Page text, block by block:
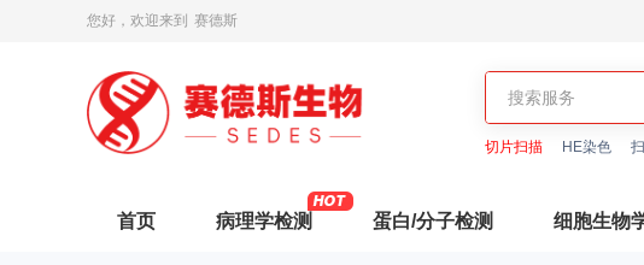
您好，欢迎来到 赛德斯
切片扫描 HE染色
首页 病理学检测 蛋白/分子检测 细胞生物